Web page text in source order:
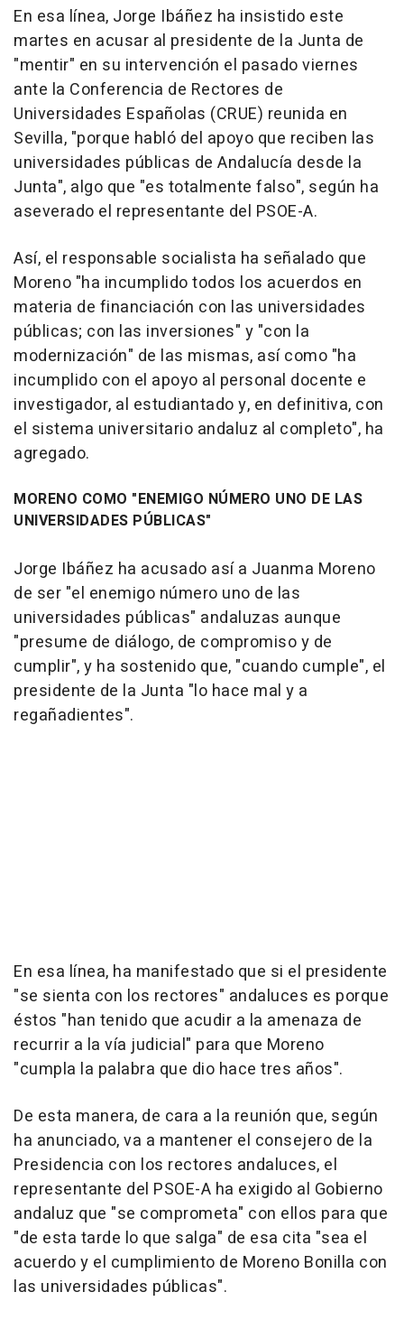
En esa línea, Jorge Ibáñez ha insistido este
martes en acusar al presidente de la Junta de
"mentir" en su intervención el pasado viernes
ante la Conferencia de Rectores de
Universidades Españolas (CRUE) reunida en
Sevilla, "porque habló del apoyo que reciben las
universidades públicas de Andalucía desde la
Junta", algo que "es totalmente falso", según ha
aseverado el representante del PSOE-A.
Así, el responsable socialista ha señalado que
Moreno "ha incumplido todos los acuerdos en
materia de financiación con las universidades
públicas; con las inversiones" y "con la
modernización" de las mismas, así como "ha
incumplido con el apoyo al personal docente e
investigador, al estudiantado y, en definitiva, con
el sistema universitario andaluz al completo", ha
agregado.
MORENO COMO "ENEMIGO NÚMERO UNO DE LAS
UNIVERSIDADES PÚBLICAS"
Jorge Ibáñez ha acusado así a Juanma Moreno
de ser "el enemigo número uno de las
universidades públicas" andaluzas aunque
"presume de diálogo, de compromiso y de
cumplir", y ha sostenido que, "cuando cumple", el
presidente de la Junta "lo hace mal y a
regañadientes".
En esa línea, ha manifestado que si el presidente
"se sienta con los rectores" andaluces es porque
éstos "han tenido que acudir a la amenaza de
recurrir a la vía judicial" para que Moreno
"cumpla la palabra que dio hace tres años".
De esta manera, de cara a la reunión que, según
ha anunciado, va a mantener el consejero de la
Presidencia con los rectores andaluces, el
representante del PSOE-A ha exigido al Gobierno
andaluz que "se comprometa" con ellos para que
"de esta tarde lo que salga" de esa cita "sea el
acuerdo y el cumplimiento de Moreno Bonilla con
las universidades públicas".